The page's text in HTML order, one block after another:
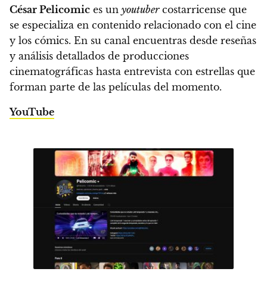
César Pelicomic es un youtubercostarricense que
se especializa en contenido relacionado con el cine
y los cómics. En su canal encuentras desde reseñas
y análisis detallados de producciones
cinematográficas hasta entrevista con estrellas que
forman parte de las películas del momento.
YouTube